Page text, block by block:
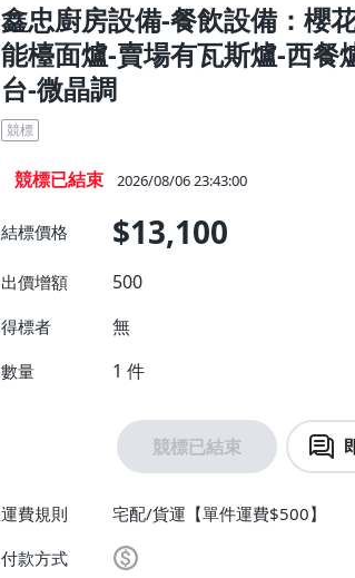
鑫忠廚房設備-餐飲設備：櫻
能檯面爐-賣場有瓦斯爐-西餐
台-微晶調
競標
競標已結束 2026/08/06 23:43:00
結標價格 $13,100
出價增額 500
得標者 無
數量 1 件
競標已結束
運費規則
宅配/貨運【單件運費$500】
付款方式